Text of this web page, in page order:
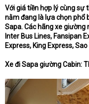
Với giá tiền hợp lý cùng sự
nằm đang là lựa chọn phổ
Sapa. Các hãng xe giường
Inter Bus Lines, Fansipan
Express, King Express,
Xe đi Sapa giường Cabin: